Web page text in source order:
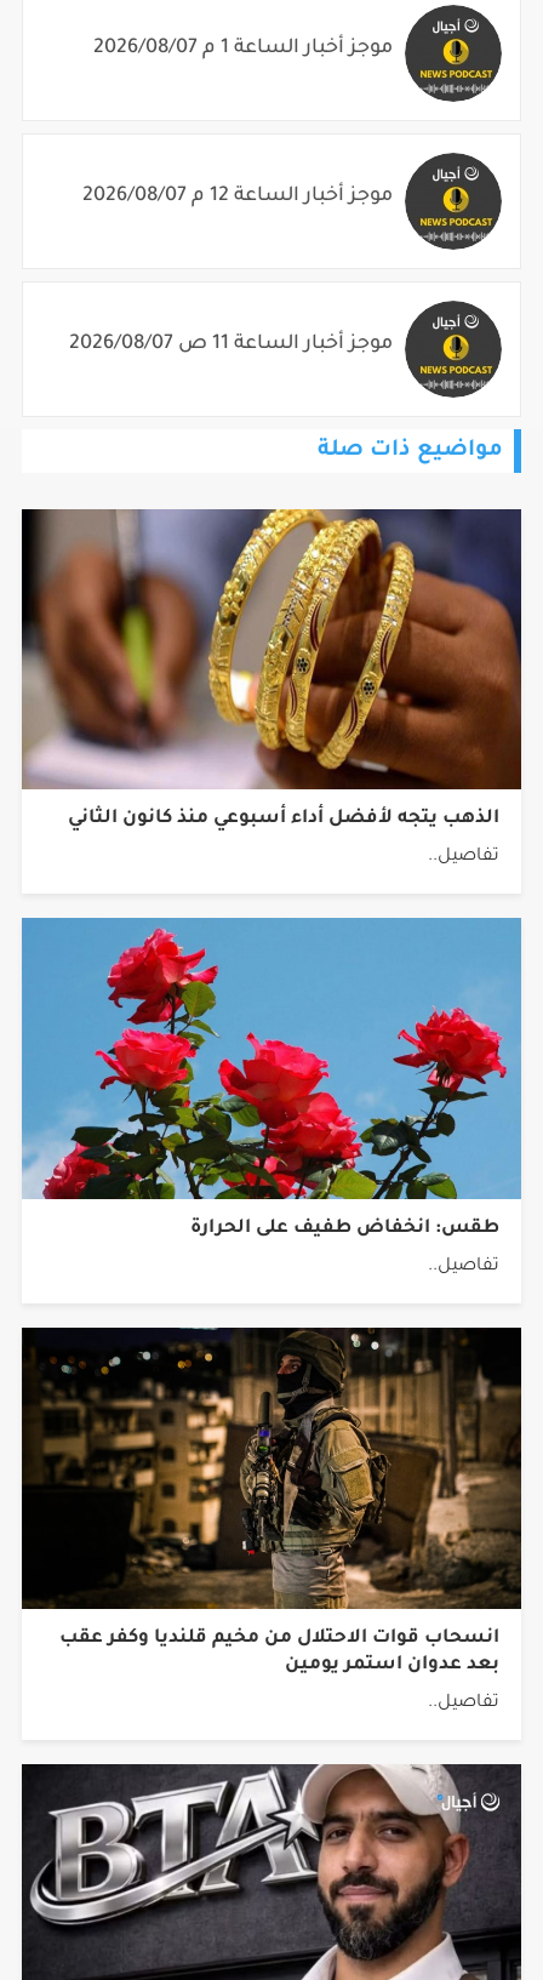
موجز أخبار الساعة 1 م 2026/08/07
موجز أخبار الساعة 12 م 2026/08/07
موجز أخبار الساعة 11 ص 2026/08/07
مواضيع ذات صلة
الذهب يتجه لأفضل أداء أسبوعي منذ كانون الثاني
تفاصيل..
طقس: انخفاض طفيف على الحرارة
تفاصيل..
انسحاب قوات الاحتلال من مخيم قلنديا وكفر عقب
بعد عدوان استمر يومين
تفاصيل..